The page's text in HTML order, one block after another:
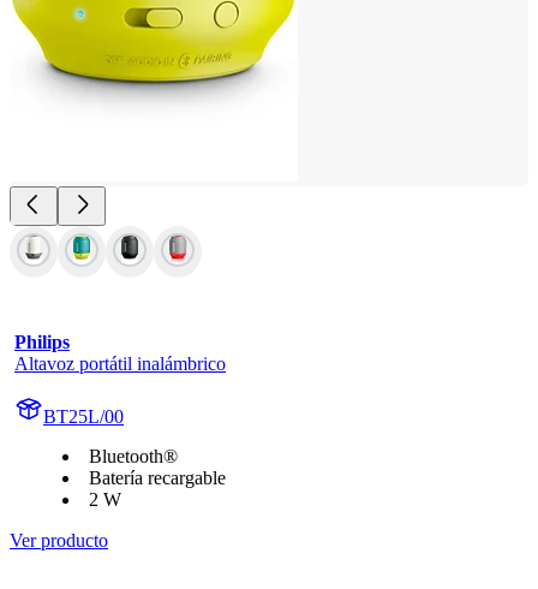
Philips
Altavoz portátil inalámbrico
BT25L/00
Bluetooth®
Batería recargable
2 W
Ver producto